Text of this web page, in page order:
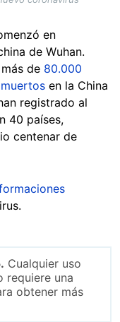
en
de Wuhan.
de 80.000
en la China
registrado al
40 países,
centenar de
Cualquier uso
requiere una
obtener más